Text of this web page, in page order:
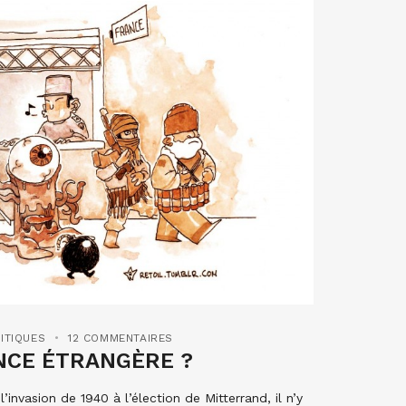
12 COMMENTAIRES
ÉTRANGÈRE ?
de 1940 à l’élection de Mitterrand, il n’y